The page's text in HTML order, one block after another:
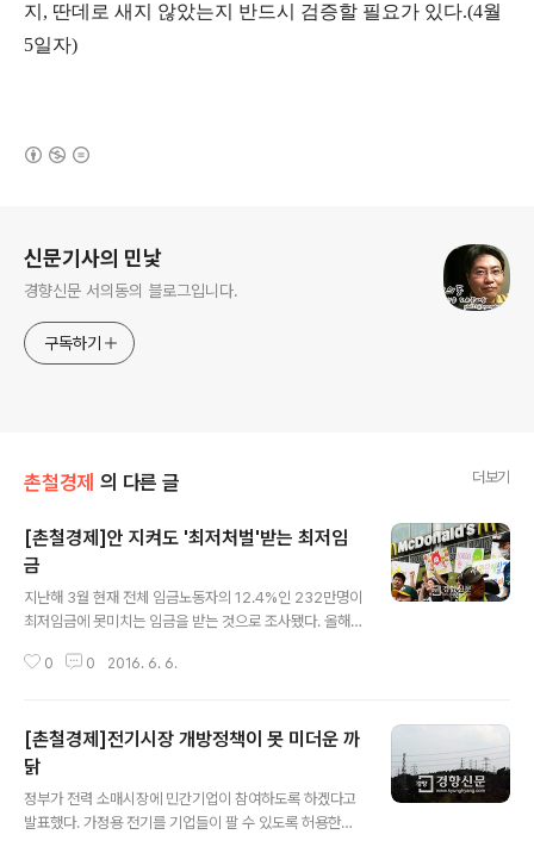
지, 딴데로 새지 않았는지 반드시 검증할 필요가 있다.(4월
5일자)
신문기사의 민낯
경향신문 서의동의 블로그입니다.
구독하기
촌철경제 의 다른 글 더보기
[촌철경제]안 지켜도 '최저처벌'받는 최저임
금
지난해 3월 현재 전체 임금노동자의 12.4%인 232만명이
최저임금에 못미치는 임금을 받는 것으로 조사됐다. 올해
0원선이라고 한다. 항의해도 “너 말고 할 사람 많으니 그만
금에 처하도록 돼 있지만 위반해도 안준 임금을 주면 더이
상 처벌하지 않는 경우가 대부분이기 때문이다. 최저임금
을 주지 않은 사업자에 대한 사법처리율은 0.12%에 불과
하다. 한마디로 법집행을 무르게 하니 안지키고 보는 것이
다. 최저임금 위반 사업장에 대한 처벌을 무겁게 하고, 위반
0 0 2016. 6. 6.
[촌철경제]전기시장 개방정책이 못 미더운 까
닭
정부가 전력 소매시장에 민간기업이 참여하도록 하겠다고
발표했다. 가정용 전기를 기업들이 팔 수 있도록 허용한다